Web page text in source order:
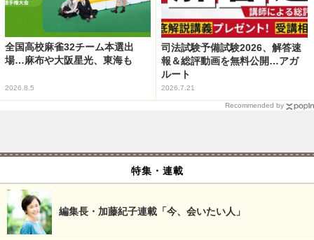
全国高校麻雀32チーム本選出
場…麻布や大阪星光、東海も
2026.8.5
司法試験予備試験2026、解答速
報＆総評動画を無料公開…アガ
ルート
2026.7.21
Recommended by
特集・連載
編集長・加藤紀子連載「今、会いたい人」